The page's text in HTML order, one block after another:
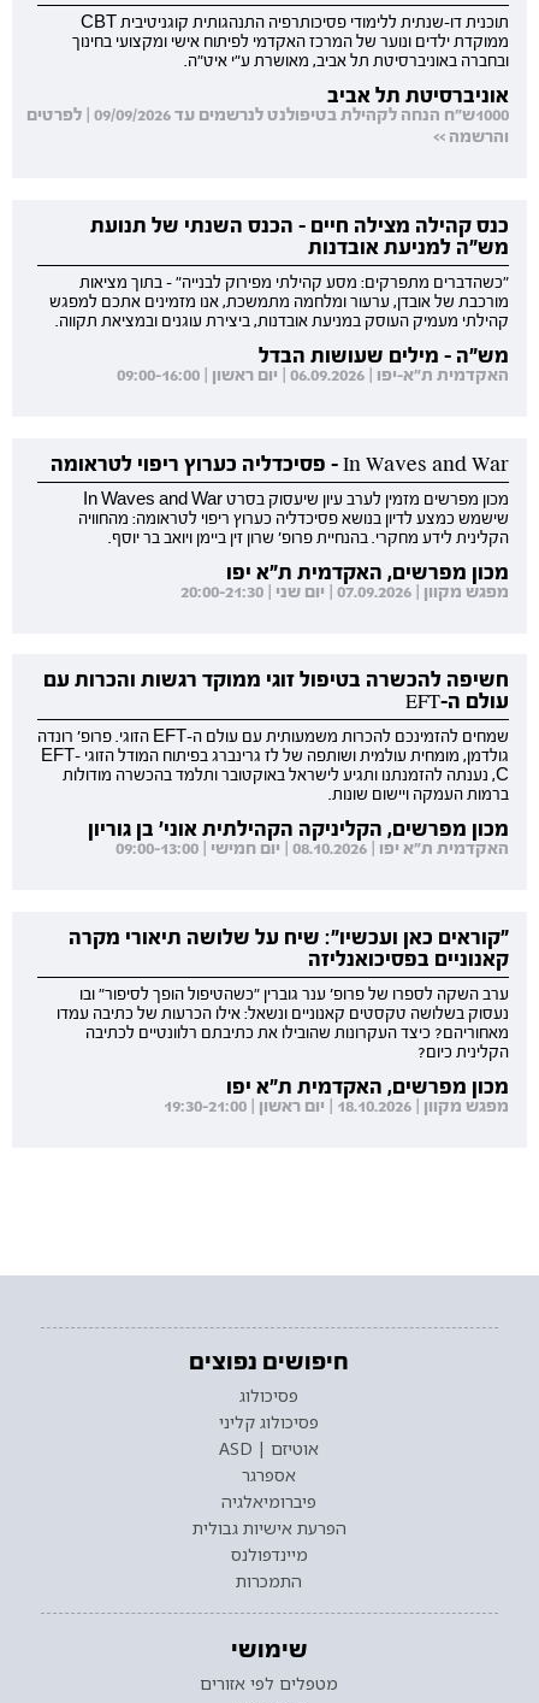
תוכנית דו-שנתית ללימודי פסיכותרפיה התנהגותית קוגניטיבית CBT
ממוקדת ילדים ונוער של המרכז האקדמי לפיתוח אישי ומקצועי בחינוך
ובחברה באוניברסיטת תל אביב, מאושרת ע"י איט"ה.
אוניברסיטת תל אביב
1000ש"ח הנחה לקהילת בטיפולנט לנרשמים עד 09/09/2026 | לפרטים
והרשמה >>
כנס קהילה מצילה חיים - הכנס השנתי של תנועת
מש"ה למניעת אובדנות
"כשהדברים מתפרקים: מסע קהילתי מפירוק לבנייה" - בתוך מציאות
מורכבת של אובדן, ערעור ומלחמה מתמשכת, אנו מזמינים אתכם למפגש
קהילתי מעמיק העוסק במניעת אובדנות, ביצירת עוגנים ובמציאת תקווה.
מש"ה - מילים שעושות הבדל
האקדמית ת"א-יפו | 06.09.2026 | יום ראשון | 09:00-16:00
In Waves and War - פסיכדליה כערוץ ריפוי לטראומה
מכון מפרשים מזמין לערב עיון שיעסוק בסרט In Waves and War
שישמש כמצע לדיון בנושא פסיכדליה כערוץ ריפוי לטראומה: מהחוויה
הקלינית לידע מחקרי. בהנחיית פרופ' שרון זין ביימן ויואב בר יוסף.
מכון מפרשים, האקדמית ת"א יפו
מפגש מקוון | 07.09.2026 | יום שני | 20:00-21:30
חשיפה להכשרה בטיפול זוגי ממוקד רגשות והכרות עם
עולם ה-EFT
שמחים להזמינכם להכרות משמעותית עם עולם ה-EFT הזוגי. פרופ' רונדה
גולדמן, מומחית עולמית ושותפה של לז גרינברג בפיתוח המודל הזוגי EFT-
C, נענתה להזמנתנו ותגיע לישראל באוקטובר ותלמד בהכשרה מודולות
ברמות העמקה ויישום שונות.
מכון מפרשים, הקליניקה הקהילתית אוני' בן גוריון
האקדמית ת"א יפו | 08.10.2026 | יום חמישי | 09:00-13:00
"קוראים כאן ועכשיו": שיח על שלושה תיאורי מקרה
קאנוניים בפסיכואנליזה
ערב השקה לספרו של פרופ' ענר גוברין "כשהטיפול הופך לסיפור" ובו
נעסוק בשלושה טקסטים קאנוניים ונשאל: אילו הכרעות של כתיבה עמדו
מאחוריהם? כיצד העקרונות שהובילו את כתיבתם רלוונטיים לכתיבה
הקלינית כיום?
מכון מפרשים, האקדמית ת"א יפו
מפגש מקוון | 18.10.2026 | יום ראשון | 19:30-21:00
חיפושים נפוצים
פסיכולוג
פסיכולוג קליני
אוטיזם | ASD
אספרגר
פיברומיאלגיה
הפרעת אישיות גבולית
מיינדפולנס
התמכרות
שימושי
מטפלים לפי אזורים